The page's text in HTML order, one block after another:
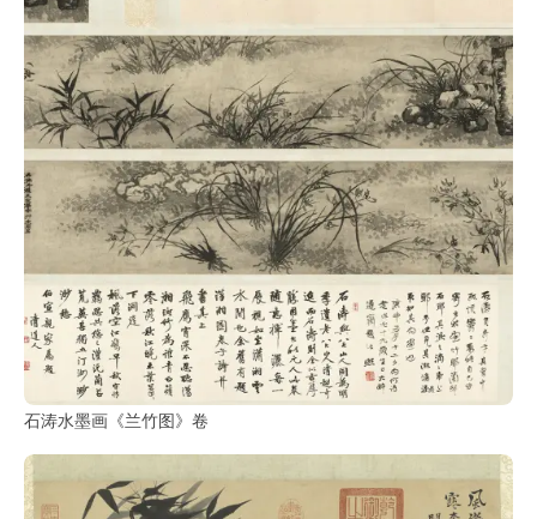
石涛水墨画《兰竹图》卷